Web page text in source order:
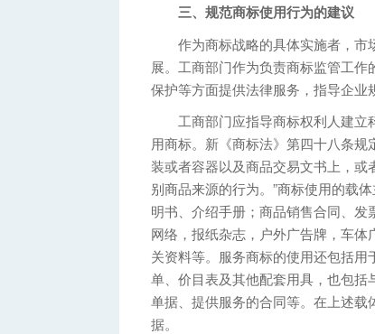
三、规范商标使用行为的建议
作为商标战略的具体实施者，市
展。工商部门作为负责商标监管工作
保护等方面提供法律服务，指导企业
工商部门应指导商标权利人建立
用商标。新《商标法》第四十八条
装或者容器以及商品交易文书上，
别商品来源的行为。”商标使用的载
明书、介绍手册；商品销售合同、发
网络，报纸杂志，户外广告牌，车
关资料等。服务商标的使用还包括
单、价目表及其他配套用具，也包
单据、提供服务的合同等。在上述
据。